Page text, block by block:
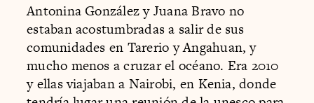
Antonina González y Juana Bravo no
estaban acostumbradas a salir de sus
comunidades en Tarerio y Angahuan, y
mucho menos a cruzar el océano. Era 2010
y ellas viajaban a Nairobi, en Kenia, donde